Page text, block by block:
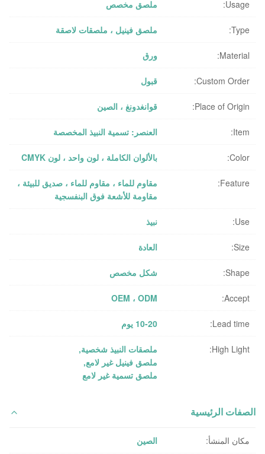
Usage: ملصق مخصص
Type: ملصق فينيل ، ملصقات لاصقة
Material: ورق
Custom Order: قبول
Place of Origin: قوانغدونغ ، الصين
Item: العنصر: تسمية النبيذ المخصصة
Color: بالألوان الكاملة ، لون واحد ، لون CMYK
Feature:
مقاوم للماء ، مقاوم للماء ، صديق للبيئة ،
مقاومة للأشعة فوق البنفسجية
Use: نبيذ
Size: العادة
Shape: شكل مخصص
Accept: OEM ، ODM
Lead time: 10-20 يوم
High Light: ملصقات النبيذ شخصية,
ملصق فينيل غير لامع,
ملصق تسمية غير لامع
الصفات الرئيسية
مكان المنشأ: الصين